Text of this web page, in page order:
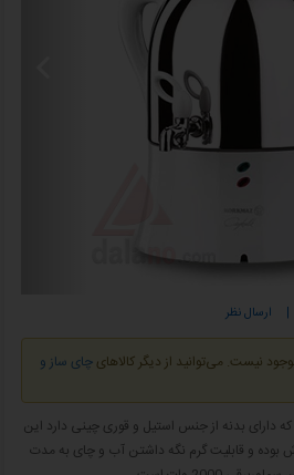
| ارسال نظر
نیست. می‌توانید از دیگر کالاهایچای ساز و
دارای بدنه از جنس استیل و قوری چینی دارد این
بوده و قابلیت گرم نگه داشتن آب و چای به مدت